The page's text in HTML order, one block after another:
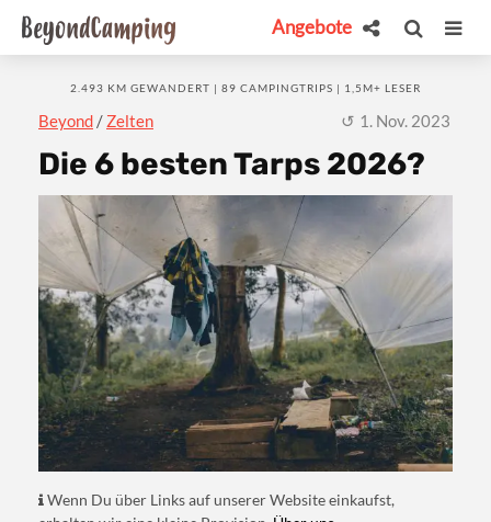
Angebote
Beyond / Zelten
2.493 KM GEWANDERT | 89 CAMPINGTRIPS | 1,5M+ LESER
1. Nov. 2023
Die 6 besten Tarps 2026?
Wenn Du über Links auf unserer Website einkaufst,